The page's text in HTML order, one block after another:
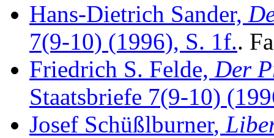
Hans-Dietrich Sander,
7(9-10) (1996), S. 1f..
Friedrich S. Felde, Der
Staatsbriefe 7(9-10)
Josef Schüßlburner,